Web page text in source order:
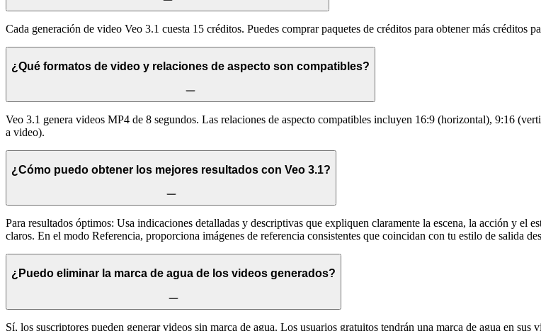
Cada generación de video Veo 3.1 cuesta 15 créditos. Puedes comprar paquetes de créditos para obtener más créditos
¿Qué formatos de video y relaciones de aspecto son compatibles?
Veo 3.1 genera videos MP4 de 8 segundos. Las relaciones de aspecto compatibles incluyen 16:9 (horizontal), 9:16
a video).
¿Cómo puedo obtener los mejores resultados con Veo 3.1?
Para resultados óptimos: Usa indicaciones detalladas y descriptivas que expliquen claramente la escena, la acción y el
claros. En el modo Referencia, proporciona imágenes de referencia consistentes que coincidan con tu estilo de salida
¿Puedo eliminar la marca de agua de los videos generados?
Sí, los suscriptores pueden generar videos sin marca de agua. Los usuarios gratuitos tendrán una marca de agua en